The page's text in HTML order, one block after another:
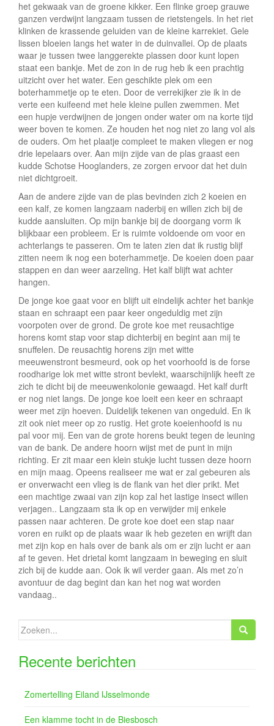
het gekwaak van de groene kikker. Een flinke groep grauwe
ganzen verdwijnt langzaam tussen de rietstengels. In het riet
klinken de krassende geluiden van de kleine karrekiet. Gele
lissen bloeien langs het water in de duinvallei. Op de plaats
waar je tussen twee langgerekte plassen door kunt lopen
staat een bankje. Met de zon in de rug heb ik een prachtig
uitzicht over het water. Een geschikte plek om een
boterhammetje op te eten. Door de verrekijker zie ik in de
verte een kuifeend met hele kleine pullen zwemmen. Met
een hupje verdwijnen de jongen onder water om na korte tijd
weer boven te komen. Ze houden het nog niet zo lang vol als
de ouders. Om het plaatje compleet te maken vliegen er nog
drie lepelaars over. Aan mijn zijde van de plas graast een
kudde Schotse Hooglanders, ze zorgen ervoor dat het duin
niet dichtgroeit.
Aan de andere zijde van de plas bevinden zich 2 koeien en
een kalf, ze komen langzaam naderbij en willen zich bij de
kudde aansluiten. Op mijn bankje bij de doorgang vorm ik
blijkbaar een probleem. Er is ruimte voldoende om voor en
achterlangs te passeren. Om te laten zien dat ik rustig blijf
zitten neem ik nog een boterhammetje. De koeien doen paar
stappen en dan weer aarzeling. Het kalf blijft wat achter
hangen.
De jonge koe gaat voor en blijft uit eindelijk achter het bankje
staan en schraapt een paar keer ongeduldig met zijn
voorpoten over de grond. De grote koe met reusachtige
horens komt stap voor stap dichterbij en begint aan mij te
snuffelen. De reusachtig horens zijn met witte
meeuwenstront besmeurd, ook op het voorhoofd is de forse
roodharige lok met witte stront bevlekt, waarschijnlijk heeft ze
zich te dicht bij de meeuwenkolonie gewaagd. Het kalf durft
er nog niet langs. De jonge koe loeit een keer en schraapt
weer met zijn hoeven. Duidelijk tekenen van ongeduld. En ik
zit ook niet meer op zo rustig. Het grote koeienhoofd is nu
pal voor mij. Een van de grote horens beukt tegen de leuning
van de bank. De andere hoorn wijst met de punt in mijn
richting. Er zit maar een klein stukje lucht tussen deze hoorn
en mijn maag. Opeens realiseer me wat er zal gebeuren als
er onverwacht een vlieg is de flank van het dier prikt. Met
een machtige zwaai van zijn kop zal het lastige insect willen
verjagen.. Langzaam sta ik op en verwijder mij enkele
passen naar achteren. De grote koe doet een stap naar
voren en ruikt op de plaats waar ik heb gezeten en wrijft dan
met zijn kop en hals over de bank als om er zijn lucht er aan
af te geven. Het drietal komt langzaam in beweging en sluit
zich bij de kudde aan. Ook ik wil verder gaan. Als met zo’n
avontuur de dag begint dan kan het nog wat worden
vandaag..
Zoeken
naar:
Recente berichten
Zomertelling Eiland IJsselmonde
Een klamme tocht in de Biesbosch